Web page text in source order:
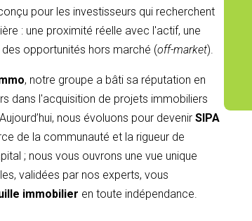
pour les investisseurs qui recherchent
: une proximité réelle avec l'actif, une
opportunités hors marché (off-market).
, notre groupe a bâti sa réputation en
dans l'acquisition de projets immobiliers
nous évoluons pour devenir SIPA
de la communauté et la rigueur de
; nous vous ouvrons une vue unique
validées par nos experts, vous
immobilier en toute indépendance.